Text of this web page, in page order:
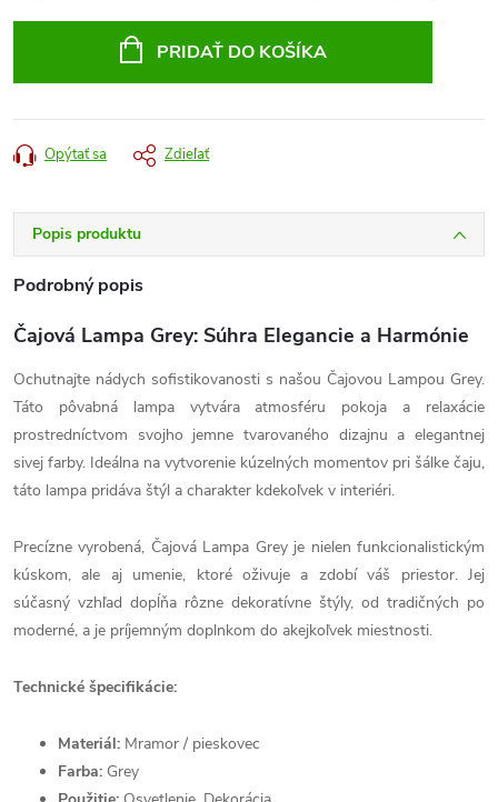
PRIDAŤ DO KOŠÍKA
Opýtať sa Zdieľať
Popis produktu
Podrobný popis
Čajová Lampa Grey: Súhra Elegancie a Harmónie
Ochutnajte nádych sofistikovanosti s našou Čajovou Lampou Grey.
Táto pôvabná lampa vytvára atmosféru pokoja a relaxácie
prostredníctvom svojho jemne tvarovaného dizajnu a elegantnej
sivej farby. Ideálna na vytvorenie kúzelných momentov pri šálke čaju,
táto lampa pridáva štýl a charakter kdekoľvek v interiéri.
Precízne vyrobená, Čajová Lampa Grey je nielen funkcionalistickým
kúskom, ale aj umenie, ktoré oživuje a zdobí váš priestor. Jej
súčasný vzhľad dopĺňa rôzne dekoratívne štýly, od tradičných po
moderné, a je príjemným doplnkom do akejkoľvek miestnosti.
Technické špecifikácie:
Materiál: Mramor / pieskovec
Farba: Grey